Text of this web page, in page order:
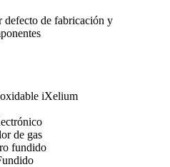
defecto de fabricación y
iXelium
de gas
fundido